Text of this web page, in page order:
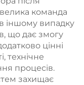
команда
іншому випадку
що дає змогу
цінні
технічне
процесів.
захищає